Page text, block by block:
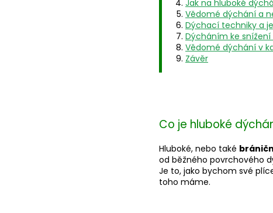
Jak na hluboké
Vědomé dýchání a
Dýchací techniky a
Dýcháním ke
Vědomé dýchání v
Závěr
Co je hluboké
Hluboké, nebo také
od běžného povrchového
Je to, jako bychom své
toho máme.